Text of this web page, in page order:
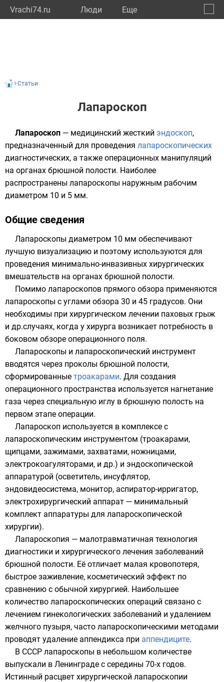
Vrachi74.ru Люди Eще
Статьи
Лапароскоп
Лапароскоп — медицинский жесткий эндоскоп,
предназначенный для проведения лапароскопических
диагностических, а также операционных манипуляций
на органах брюшной полости. Наиболее
распространены лапароскопы наружным рабочим
диаметром 10 и 5 мм.
Общие сведения
Лапароскопы диаметром 10 мм обеспечивают
лучшую визуализацию и поэтому используются для
проведения минимально-инвазивных хирургических
вмешательств на органах брюшной полости.
Помимо лапароскопов прямого обзора применяются
лапароскопы с углами обзора 30 и 45 градусов. Они
необходимы при хирургическом лечении паховых грыж
и др.случаях, когда у хирурга возникает потребность в
боковом обзоре операционного поля.
Лапароскопы и лапароскопический инструмент
вводятся через проколы брюшной полости,
сформированные троакарами. Для создания
операционного пространства используется нагнетание
газа через специальную иглу в брюшную полость на
первом этапе операции.
Лапароскоп используется в комплексе с
лапароскопическим инструментом (троакарами,
щипцами, зажимами, захватами, ножницами,
электрокоагуляторами, и др.) и эндоскопической
аппаратурой (осветитель, инсуфлятор,
эндовидеосистема, монитор, аспиратор-ирригатор,
электрохирургический аппарат — минимальный
комплект аппаратуры для лапароскопической
хирургии).
Лапароскопия — малотравматичная технология
диагностики и хирургического лечения заболеваний
брюшной полости. Её отличает малая кровопотеря,
быстрое заживление, косметический эффект по
сравнению с обычной хирургией. Наибольшее
количество лапароскопических операций связано с
лечением гинекологических заболеваний и удалением
желчного пузыря, часто лапароскопическими методами
проводят удаление аппендикса при аппендиците.
В СССР лапароскопы в небольшом количестве
выпускали в Ленинграде с середины 70-х годов.
Истинный расцвет хирургической лапароскопии